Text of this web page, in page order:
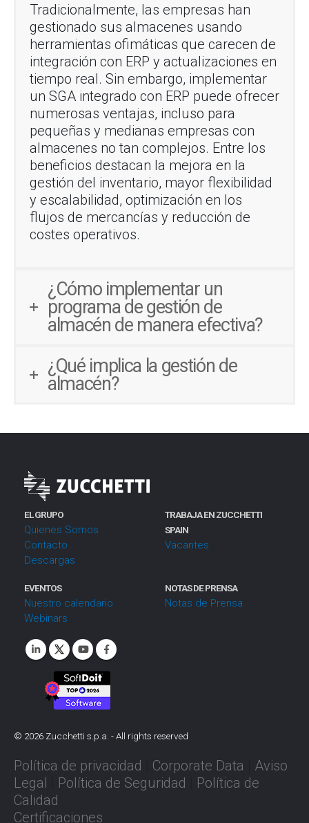
Tradicionalmente, las empresas han
gestionado sus almacenes usando
herramientas ofimáticas que carecen de
integración con ERP y actualizaciones en
tiempo real. Sin embargo, implementar
un SGA integrado con ERP puede ofrecer
numerosas ventajas, incluso para
pequeñas y medianas empresas con
almacenes no tan complejos. Entre los
beneficios destacan la mejora en la
gestión del inventario, mayor flexibilidad
y escalabilidad, optimización en los
flujos de mercancías y reducción de
costes operativos.
¿Cómo implementar un
programa de gestión de
almacén de manera efectiva?
¿Qué implica la gestión de
almacén?
EL GRUPO
Quienes Somos
Contacto
Descargas
TRABAJA EN ZUCCHETTI
SPAIN
Vacantes
EVENTOS
Nuestro calendario
Webinars
NOTAS DE PRENSA
Notas de Prensa
© 2026 Zucchetti s.p.a. - All rights reserved
Política de privacidad Corporate Data
Aviso
Legal
Política de Seguridad
Política de
Calidad
Certificaciones